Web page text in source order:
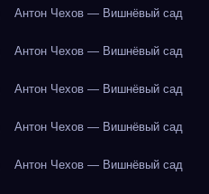
Антон Чехов — Вишнёвый сад
Антон Чехов — Вишнёвый сад
Антон Чехов — Вишнёвый сад
Антон Чехов — Вишнёвый сад
Антон Чехов — Вишнёвый сад